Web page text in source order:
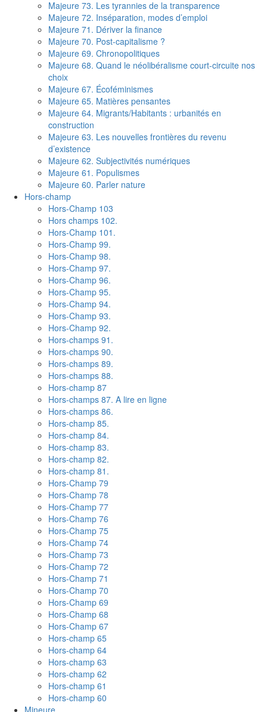
Majeure 73. Les tyrannies de la transparence
Majeure 72. Inséparation, modes d’emploi
Majeure 71. Dériver la finance
Majeure 70. Post-capitalisme ?
Majeure 69. Chronopolitiques
Majeure 68. Quand le néolibéralisme court-circuite nos
choix
Majeure 67. Écoféminismes
Majeure 65. Matières pensantes
Majeure 64. Migrants/Habitants : urbanités en
construction
Majeure 63. Les nouvelles frontières du revenu
d’existence
Majeure 62. Subjectivités numériques
Majeure 61. Populismes
Majeure 60. Parler nature
Hors-champ
Hors-Champ 103
Hors champs 102.
Hors-Champ 101.
Hors-Champ 99.
Hors-Champ 98.
Hors-Champ 97.
Hors-Champ 96.
Hors-Champ 95.
Hors-Champ 94.
Hors-Champ 93.
Hors-Champ 92.
Hors-champs 91.
Hors-champs 90.
Hors-champs 89.
Hors-champs 88.
Hors-champ 87
Hors-champs 87. A lire en ligne
Hors-champs 86.
Hors-champ 85.
Hors-champ 84.
Hors-champ 83.
Hors-champ 82.
Hors-champ 81.
Hors-Champ 79
Hors-Champ 78
Hors-Champ 77
Hors-Champ 76
Hors-Champ 75
Hors-Champ 74
Hors-Champ 73
Hors-Champ 72
Hors-Champ 71
Hors-Champ 70
Hors-Champ 69
Hors-Champ 68
Hors-Champ 67
Hors-champ 65
Hors-champ 64
Hors-champ 63
Hors-champ 62
Hors-champ 61
Hors-champ 60
Mineure